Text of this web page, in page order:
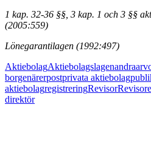
1 kap. 32-36 §§, 3 kap. 1 och 3 §§
(2005:559)
Lönegarantilagen (1992:497)
AktiebolagAktiebolagslagenandra
borgenärerpostprivata aktiebolag
aktiebolagregistreringRevisor
direktör